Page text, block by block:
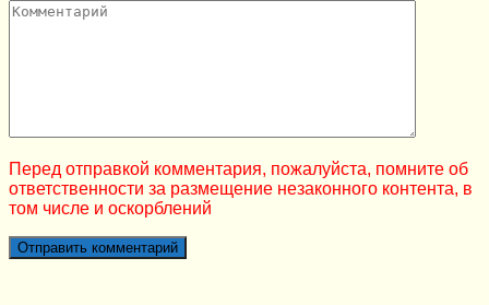
Перед отправкой комментария, пожалуйста, помните об
ответственности за размещение незаконного контента, в
том числе и оскорблений